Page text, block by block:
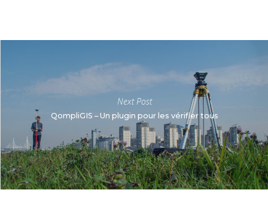
Next Post
QompliGIS – Un plugin pour les vérifier tous